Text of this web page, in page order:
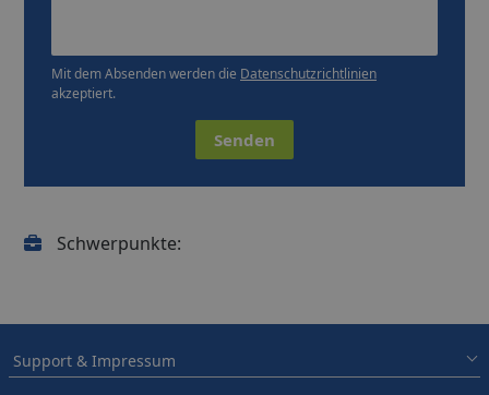
Mit dem Absenden werden die Datenschutzrichtlinien
akzeptiert.
Senden
Schwerpunkte:
Support & Impressum